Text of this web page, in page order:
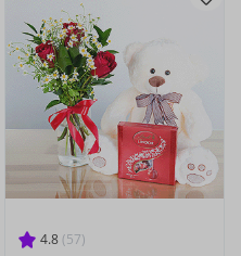
4.8 (57)